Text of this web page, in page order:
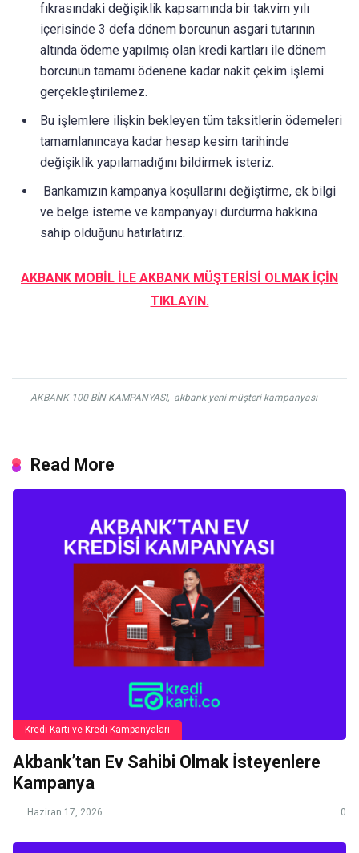
fıkrasındaki değişiklik kapsamında bir takvim yılı
içerisinde 3 defa dönem borcunun asgari tutarının
altında ödeme yapılmış olan kredi kartları ile dönem
borcunun tamamı ödenene kadar nakit çekim işlemi
gerçekleştirilemez.
Bu işlemlere ilişkin bekleyen tüm taksitlerin ödemeleri
tamamlanıncaya kadar hesap kesim tarihinde
değişiklik yapılamadığını bildirmek isteriz.
​ Bankamızın kampanya koşullarını değiştirme, ek bilgi
ve belge isteme ve kampanyayı durdurma hakkına
sahip olduğunu hatırlatırız.
​AKBANK MOBİL İLE AKBANK MÜŞTERİSİ OLMAK İÇİN
TIKLAYIN.
AKBANK 100 BİN KAMPANYASI, akbank yeni müşteri kampanyası
Read More
Kredi Kartı ve Kredi Kampanyaları
Akbank’tan Ev Sahibi Olmak İsteyenlere
Kampanya
Haziran 17, 2026 0